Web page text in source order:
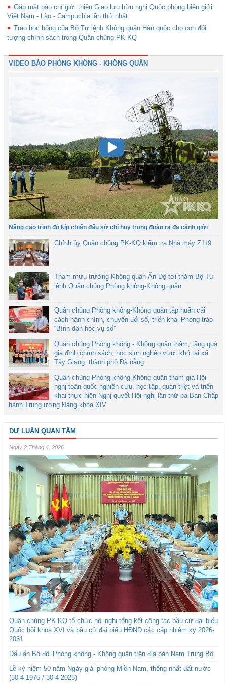
Gặp mặt báo chí giới thiệu Giao lưu hữu nghị Quốc phòng biên giới
Việt Nam - Lào - Campuchia lần thứ nhất
Trao học bổng của Bộ Tư lệnh Không quân Hàn quốc cho con đối
tượng chính sách trong Quân chủng PK-KQ
VIDEO BÁO PHÒNG KHÔNG - KHÔNG QUÂN
Nâng cao trình độ kíp chiến đấu sở chỉ huy trung đoàn ra đa cảnh giới
Chính ủy Quân chủng PK-KQ kiểm tra Nhà máy Z119
Tham mưu trưởng Không quân Ấn Độ tới thăm Bộ Tư
lệnh Quân chủng Phòng không-Không quân
Quân chủng Phòng không-Không quân tập huấn cải
cách hành chính, chuyển đổi số, triển khai Phong trào
“Bình dân học vụ số”
Quân chủng Phòng không - Không quân thăm, tặng quà
gia đình chính sách, học sinh nghèo vượt khó tại xã
Tây Giang, thành phố Đà nẵng
Quân chủng Phòng không-Không quân tham gia Hội
nghị toàn quốc nghiên cứu, học tập, quán triệt và triển
khai thực hiện Nghị quyết Hội nghị lần thứ ba Ban Chấp
hành Trung ương Đảng khóa XIV
DƯ LUẬN QUAN TÂM
Ngày 2 Tháng 4, 2026
Quân chủng PK-KQ tổ chức hội nghị tổng kết công tác bầu cử đại biểu
Quốc hội khóa XVI và bầu cử đại biểu HĐND các cấp nhiệm kỳ 2026-
2031
Dấu ấn Bộ đội Phòng không - Không quân trên địa bàn Nam Trung Bộ
Lễ kỷ niệm 50 năm Ngày giải phóng Miền Nam, thống nhất đất nước
(30-4-1975 / 30-4-2025)